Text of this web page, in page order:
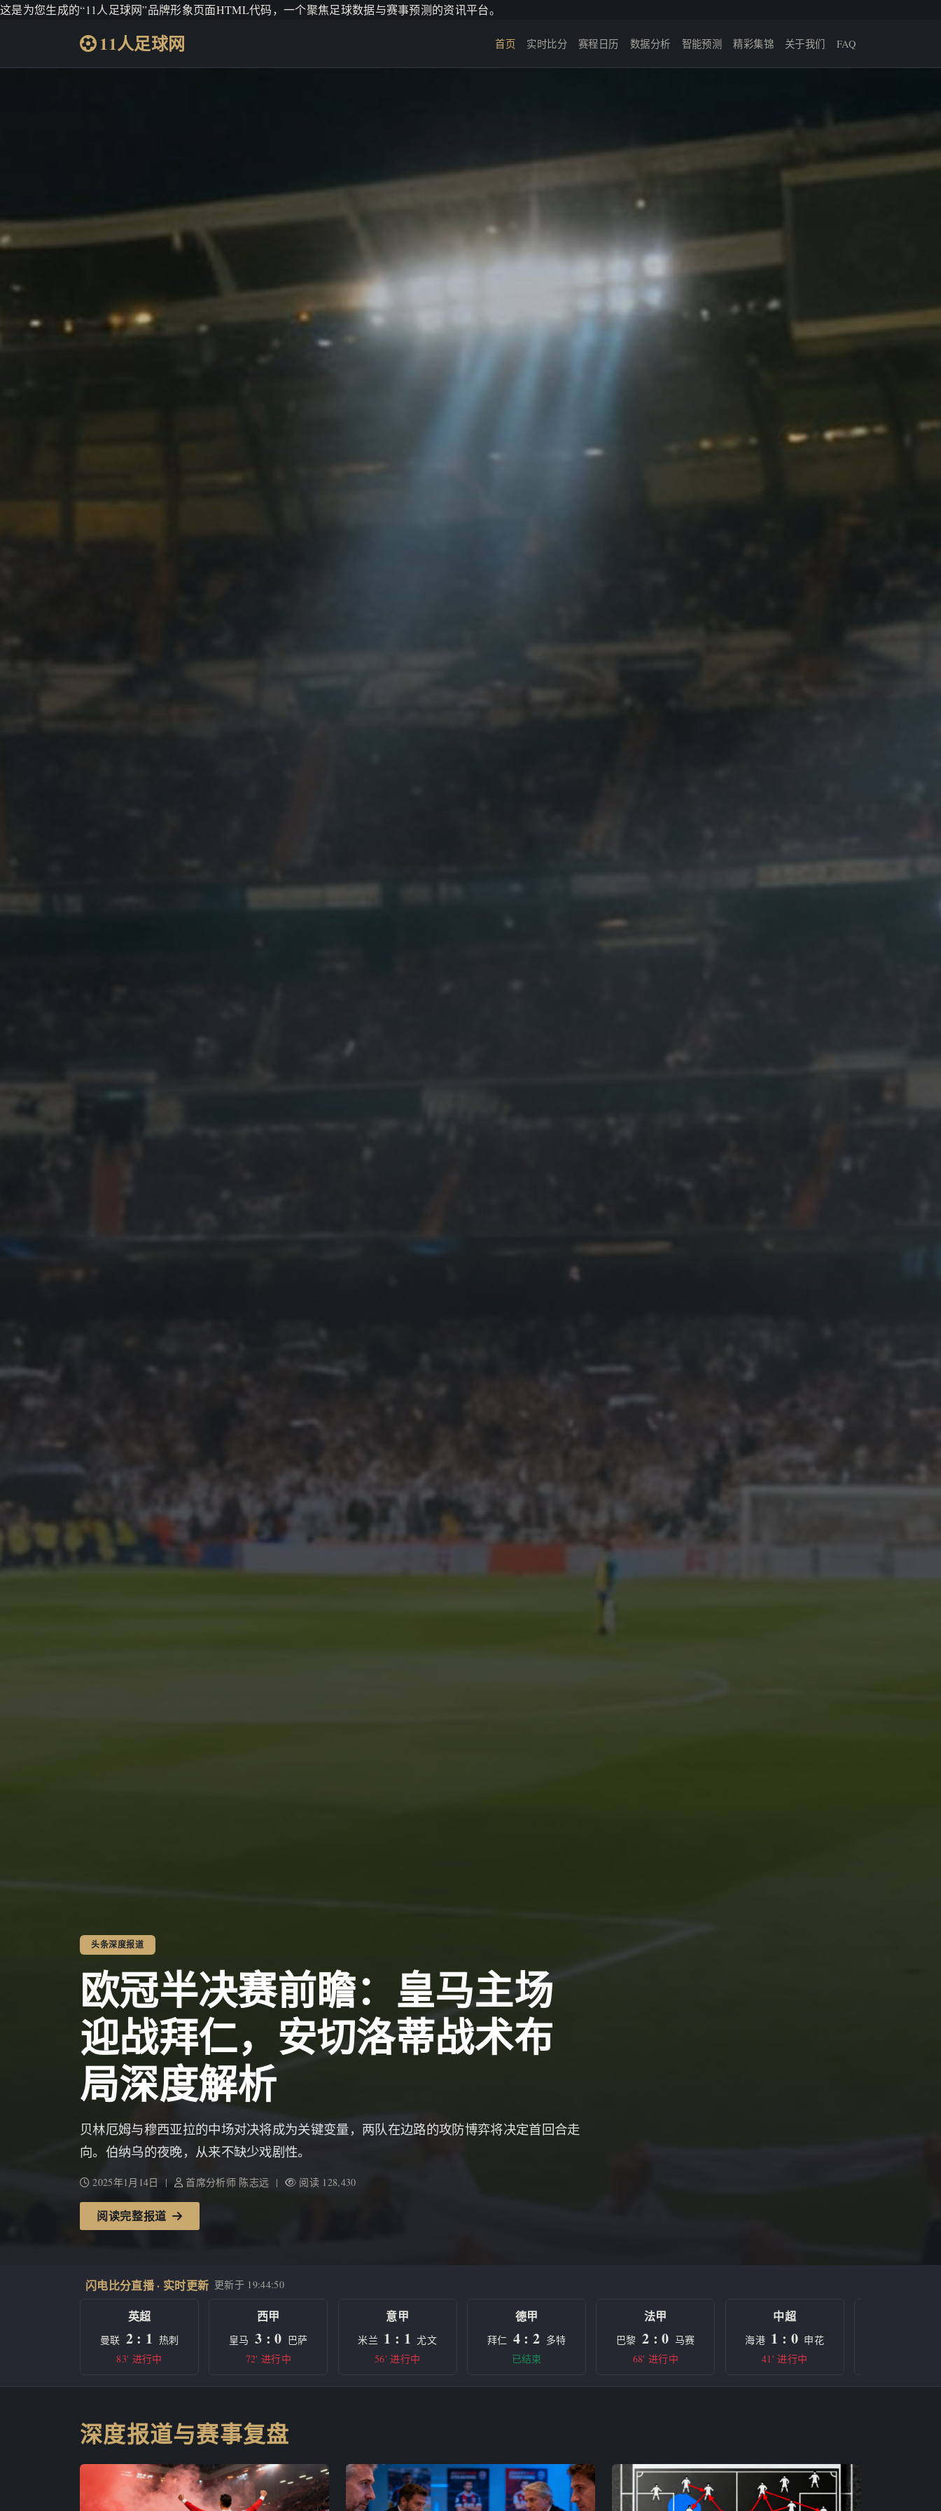
这是为您生成的“11人足球网”品牌形象页面HTML代码，一个聚焦足球数据与赛事预测的资讯平台。
11人足球网 首页 实时比分 赛程日历 数据分析 智能预测 精彩集锦 关于我们 FAQ
头条深度报道
欧冠半决赛前瞻：皇马主场
迎战拜仁，安切洛蒂战术布
局深度解析
贝林厄姆与穆西亚拉的中场对决将成为关键变量，两队在边路的攻防博弈将决定首回合走
向。伯纳乌的夜晚，从来不缺少戏剧性。
2025年1月14日 | 首席分析师 陈志远 | 阅读 128,430
阅读完整报道
闪电比分直播 · 实时更新 更新于 19:44:50
英超
曼联 2 : 1 热刺
83' 进行中
西甲
皇马 3 : 0 巴萨
72' 进行中
意甲
米兰 1 : 1 尤文
56' 进行中
德甲
拜仁 4 : 2 多特
已结束
法甲
巴黎 2 : 0 马赛
68' 进行中
中超
海港 1 : 0 申花
41' 进行中
深度报道与赛事复盘